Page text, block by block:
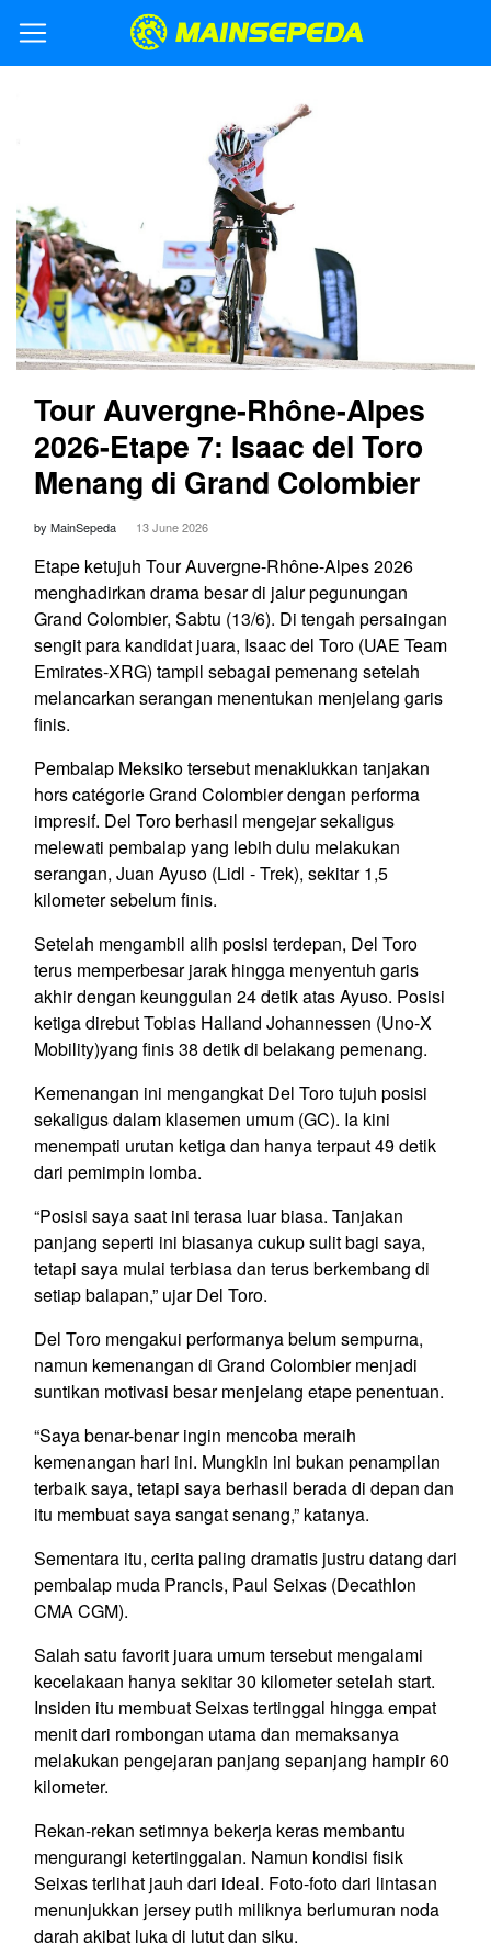
Tour Auvergne-Rhône-Alpes
2026-Etape 7: Isaac del Toro
Menang di Grand Colombier
by MainSepeda 13 June 2026
Etape ketujuh Tour Auvergne-Rhône-Alpes 2026
menghadirkan drama besar di jalur pegunungan
Grand Colombier, Sabtu (13/6). Di tengah persaingan
sengit para kandidat juara, Isaac del Toro (UAE Team
Emirates-XRG) tampil sebagai pemenang setelah
melancarkan serangan menentukan menjelang garis
finis.
Pembalap Meksiko tersebut menaklukkan tanjakan
hors catégorie Grand Colombier dengan performa
impresif. Del Toro berhasil mengejar sekaligus
melewati pembalap yang lebih dulu melakukan
serangan, Juan Ayuso (Lidl - Trek), sekitar 1,5
kilometer sebelum finis.
Setelah mengambil alih posisi terdepan, Del Toro
terus memperbesar jarak hingga menyentuh garis
akhir dengan keunggulan 24 detik atas Ayuso. Posisi
ketiga direbut Tobias Halland Johannessen (Uno-X
Mobility)yang finis 38 detik di belakang pemenang.
Kemenangan ini mengangkat Del Toro tujuh posisi
sekaligus dalam klasemen umum (GC). Ia kini
menempati urutan ketiga dan hanya terpaut 49 detik
dari pemimpin lomba.
“Posisi saya saat ini terasa luar biasa. Tanjakan
panjang seperti ini biasanya cukup sulit bagi saya,
tetapi saya mulai terbiasa dan terus berkembang di
setiap balapan,” ujar Del Toro.
Del Toro mengakui performanya belum sempurna,
namun kemenangan di Grand Colombier menjadi
suntikan motivasi besar menjelang etape penentuan.
“Saya benar-benar ingin mencoba meraih
kemenangan hari ini. Mungkin ini bukan penampilan
terbaik saya, tetapi saya berhasil berada di depan dan
itu membuat saya sangat senang,” katanya.
Sementara itu, cerita paling dramatis justru datang dari
pembalap muda Prancis, Paul Seixas (Decathlon
CMA CGM).
Salah satu favorit juara umum tersebut mengalami
kecelakaan hanya sekitar 30 kilometer setelah start.
Insiden itu membuat Seixas tertinggal hingga empat
menit dari rombongan utama dan memaksanya
melakukan pengejaran panjang sepanjang hampir 60
kilometer.
Rekan-rekan setimnya bekerja keras membantu
mengurangi ketertinggalan. Namun kondisi fisik
Seixas terlihat jauh dari ideal. Foto-foto dari lintasan
menunjukkan jersey putih miliknya berlumuran noda
darah akibat luka di lutut dan siku.